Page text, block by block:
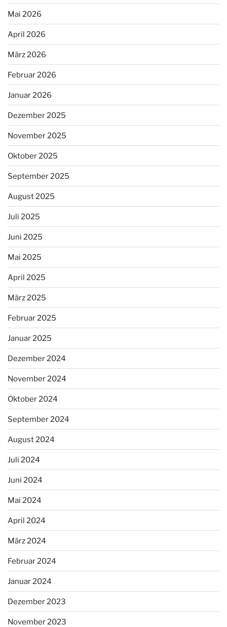
Mai 2026
April 2026
März 2026
Februar 2026
Januar 2026
Dezember 2025
November 2025
Oktober 2025
September 2025
August 2025
Juli 2025
Juni 2025
Mai 2025
April 2025
März 2025
Februar 2025
Januar 2025
Dezember 2024
November 2024
Oktober 2024
September 2024
August 2024
Juli 2024
Juni 2024
Mai 2024
April 2024
März 2024
Februar 2024
Januar 2024
Dezember 2023
November 2023